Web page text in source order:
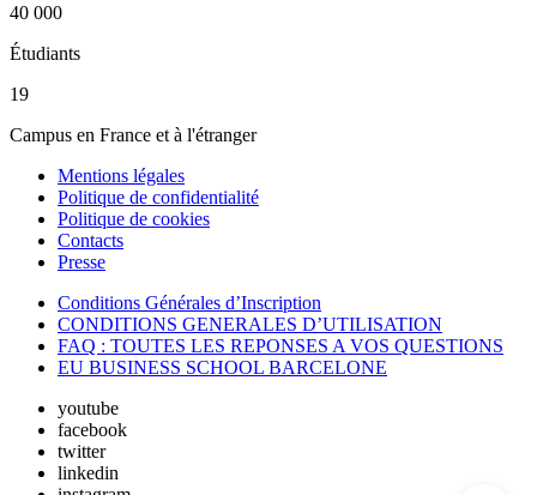
40 000
Étudiants
19
Campus en France et à l'étranger
Mentions légales
Politique de confidentialité
Politique de cookies
Contacts
Presse
Conditions Générales d’Inscription
CONDITIONS GENERALES D’UTILISATION
FAQ : TOUTES LES REPONSES A VOS QUESTIONS
EU BUSINESS SCHOOL BARCELONE
youtube
facebook
twitter
linkedin